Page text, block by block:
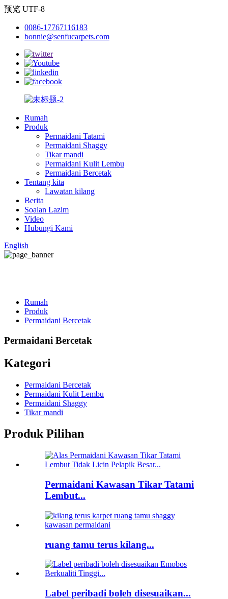
预览 UTF-8
0086-17767116183
bonnie@senfucarpets.com
Rumah
Produk
Permaidani Tatami
Permaidani Shaggy
Tikar mandi
Permaidani Kulit Lembu
Permaidani Bercetak
Tentang kita
Lawatan kilang
Berita
Soalan Lazim
Video
Hubungi Kami
English
Rumah
Produk
Permaidani Bercetak
Permaidani Bercetak
Kategori
Permaidani Bercetak
Permaidani Kulit Lembu
Permaidani Shaggy
Tikar mandi
Produk Pilihan
Permaidani Kawasan Tikar Tatami
Lembut...
ruang tamu terus kilang...
Label peribadi boleh disesuaikan...